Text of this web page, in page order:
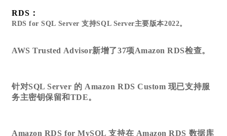
RDS：
RDS for SQL Server 支持SQL Server主要版本2022。
AWS Trusted Advisor新增了37项Amazon RDS检查。
针对SQL Server 的 Amazon RDS Custom 现已支持服
务主密钥保留和TDE。
Amazon RDS for MySQL 支持在 Amazon RDS 数据库